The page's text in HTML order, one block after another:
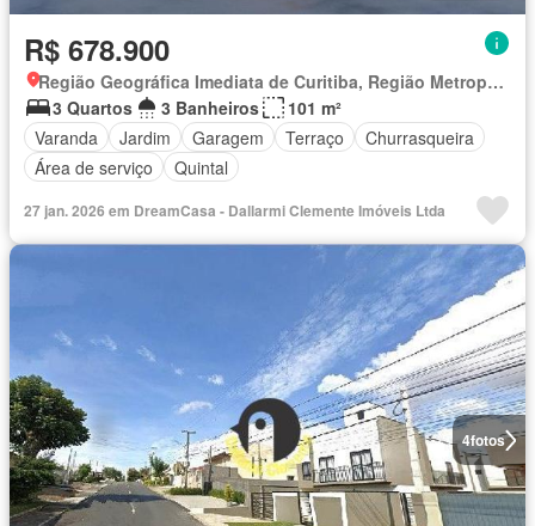
R$ 678.900
Região Geográfica Imediata de Curitiba, Região Metropolitana de Curitiba
3 Quartos
3 Banheiros
101 m²
Varanda
Jardim Garagem Terraço
Churrasqueira
Área de serviço
Quintal
27 jan. 2026 em DreamCasa - Dallarmi Clemente Imóveis Ltda
4fotos